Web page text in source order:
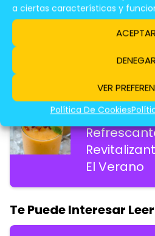
a ciertas características y
ACEPTAR
DENEGAR
VER
Política De Cookies
Sabor y
Te Puede Interesar Leer:
Smoothie
Durazno y
El Verano
Te Puede Interesar